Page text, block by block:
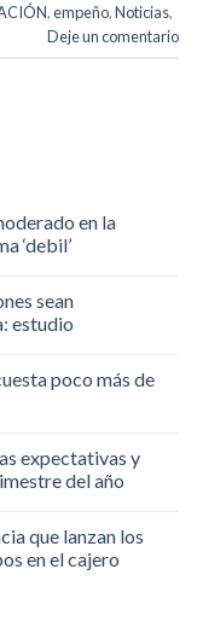
,empeño,Noticias,
Deje un comentario
en la
‘debil’
sean
estudio
poco más de
expectativas y
del año
que lanzan los
en el cajero